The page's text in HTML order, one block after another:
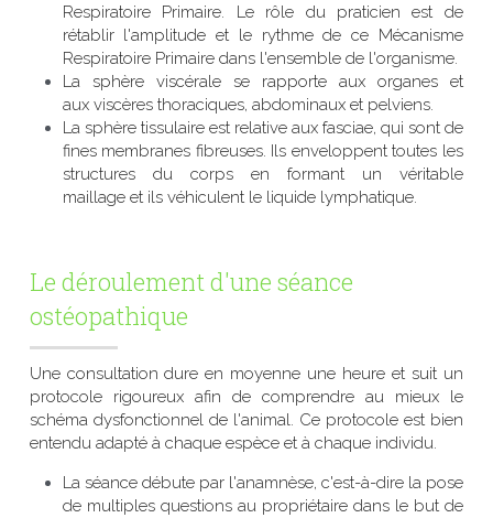
Respiratoire Primaire. Le rôle du praticien est de
rétablir l'amplitude et le rythme de ce Mécanisme
Respiratoire Primaire dans l'ensemble de l'organisme.
La sphère viscérale se rapporte aux organes et
aux viscères thoraciques, abdominaux et pelviens.
La sphère tissulaire est relative aux fasciae, qui sont de
fines membranes fibreuses. Ils enveloppent toutes les
structures du corps en formant un véritable
maillage et ils véhiculent le liquide lymphatique.
Le déroulement d'une séance
ostéopathique
Une consultation dure en moyenne une heure et suit un
protocole rigoureux afin de comprendre au mieux le
schéma dysfonctionnel de l'animal. Ce protocole est bien
entendu adapté à chaque espèce et à chaque individu.
La séance débute par l'anamnèse, c'est-à-dire la pose
de multiples questions au propriétaire dans le but de